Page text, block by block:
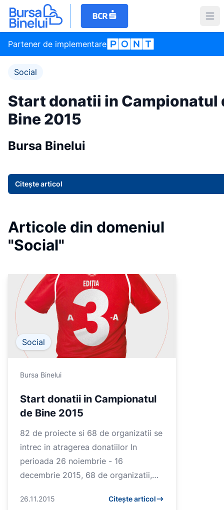
Partener de implementare
Social
Start donatii in Campionatul
Bine 2015
Bursa Binelui
Citește articol
Articole din domeniul
"Social"
Social
Bursa Binelui
Start donatii in Campionatul
de Bine 2015
82 de proiecte si 68 de organizatii se
intrec in atragerea donatiilor In
perioada 26 noiembrie - 16
decembrie 2015, 68 de organizatii,
se intrec in atragerea don...
26.11.2015 Citește articol